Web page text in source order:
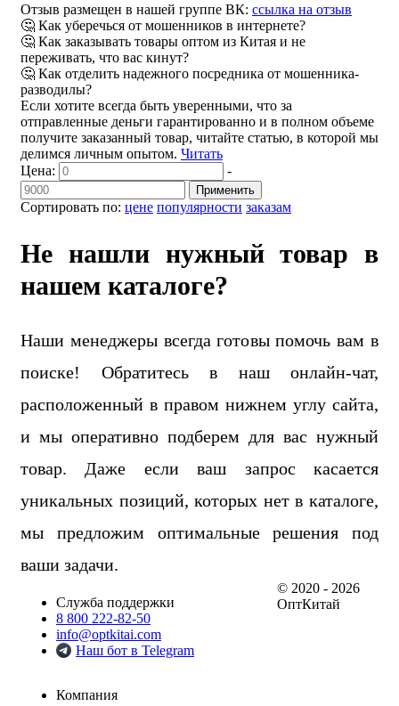
Отзыв размещен в нашей группе ВК: ссылка на отзыв
🤔 Как уберечься от мошенников в интернете?
🤔 Как заказывать товары оптом из Китая и не
переживать, что вас кинут?
🤔 Как отделить надежного посредника от мошенника-
разводилы?
Если хотите всегда быть уверенными, что за
отправленные деньги гарантированно и в полном объеме
получите заказанный товар, читайте статью, в которой мы
делимся личным опытом. Читать
Сортировать по: цене популярности заказам
Цена: -
Применить
Не нашли нужный товар в
нашем каталоге?
Наши менеджеры всегда готовы помочь вам в
поиске! Обратитесь в наш онлайн-чат,
расположенный в правом нижнем углу сайта,
и мы оперативно подберем для вас нужный
товар. Даже если ваш запрос касается
уникальных позиций, которых нет в каталоге,
мы предложим оптимальные решения под
ваши задачи.
Служба поддержки
8 800 222-82-50
info@optkitai.com
Наш бот в Telegram
Компания
© 2020 - 2026
ОптКитай